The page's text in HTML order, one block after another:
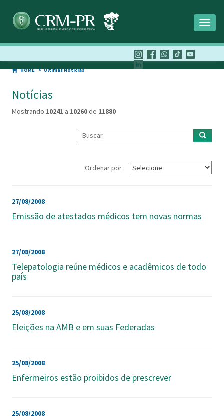
HOME Últimas Notícias
Notícias
Mostrando 10241 a 10260de 11880
Ordenar por
27/08/2008
Emissão de atestados médicos tem novas normas
27/08/2008
Telepatologia reúne médicos e acadêmicos de todo
país
25/08/2008
Eleições na AMB e em suas Federadas
25/08/2008
Enfermeiros estão proibidos de prescrever
25/08/2008